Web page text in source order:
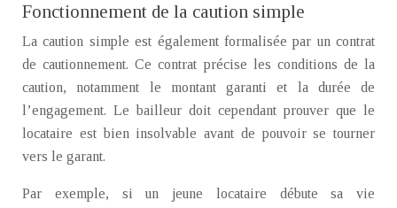
Fonctionnement de la caution simple
La caution simple est également formalisée par un contrat
de cautionnement. Ce contrat précise les conditions de la
caution, notamment le montant garanti et la durée de
l’engagement. Le bailleur doit cependant prouver que le
locataire est bien insolvable avant de pouvoir se tourner
vers le garant.
Par exemple, si un jeune locataire débute sa vie